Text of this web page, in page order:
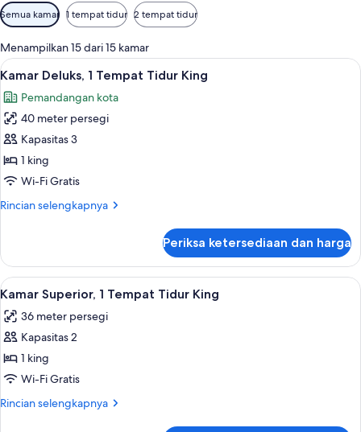
Filter
tersedia
untuk
kamar
Semua kamar 1 tempat tidur 2 tempat tidur
Menampilkan 15 dari 15 kamar
Lihat
semua
foto
untuk
Kamar
Deluks,
1
Tidur
1 kamar tidur, seprai katun Mesir,
7
Kamar Deluks, 1 Tempat Tidur King
Pemandangan kota
40 meter persegi
Kapasitas 3
1 king
Wi-Fi Gratis
Rincian selengkapnya
Rincian
Kamar
Deluks,
1
Tidur
King
Periksa ketersediaan dan harga
Lihat
semua
foto
untuk
Kamar
Superior,
1
Kamar Superior, 1 Tempat Tidur
11
Kamar Superior, 1 Tempat Tidur King
36 meter persegi
Kapasitas 2
1 king
Wi-Fi Gratis
Rincian selengkapnya
Rincian